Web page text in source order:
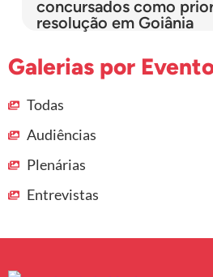
concursados como
resolução em Goiânia
Galerias por
Todas
Audiências
Plenárias
Entrevistas